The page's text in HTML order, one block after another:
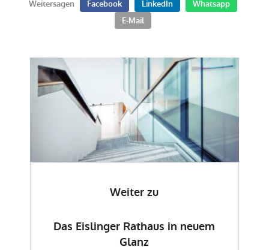
Weitersagen Facebook LinkedIn
Whatsapp
E-Mail
Weiter zu
Das Eislinger Rathaus in neuem
Glanz